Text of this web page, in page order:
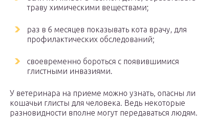
траву химическими веществами;
раз в 6 месяцев показывать кота врачу, для
профилактических обследований;
своевременно бороться с появившимися
глистными инвазиями.
У ветеринара на приеме можно узнать, опасны ли
кошачьи глисты для человека. Ведь некоторые
разновидности вполне могут передаваться людям.